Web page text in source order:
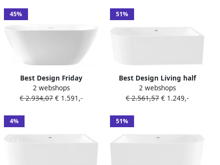
45%
Best Design Friday
vrijstaand bad
178x78x60cm acryl wit
2 webshops
€ 2.934,07 € 1.591,-
51%
Best Design Living half
vrijstaand 180x80x60cm
rechts acryl wit mat
2 webshops
€ 2.561,57 € 1.249,-
4% 51%